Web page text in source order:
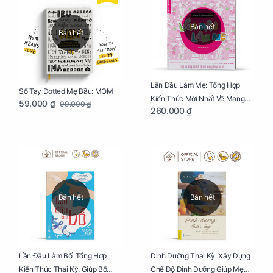
Bán hết
Sổ Tay Dotted Mẹ Bầu: MOM
59.000 ₫ 99.000 ₫
Bán hết
Lần Đầu Làm Mẹ: Tổng Hợp
Kiến Thức Mới Nhất Về Mang
Thai Và Sinh Nở Cho Mẹ Bầu
260.000 ₫
Bán hết
Lần Đầu Làm Bố: Tổng Hợp
Kiến Thức Thai Kỳ, Giúp Bố
Bán hết
Dinh Dưỡng Thai Kỳ: Xây Dựng
Chế Độ Dinh Dưỡng Giúp Mẹ